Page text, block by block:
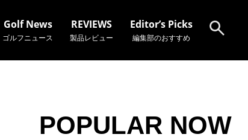
Golf News
ゴルフニュース
REVIEWS
製品レビュー
Editor’s Picks
編集部のおすすめ
POPULAR NOW